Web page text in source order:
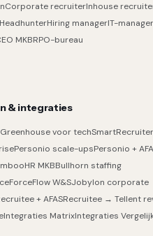
Corporate recruiterInhouse
HeadhunterHiring managerIT-manager
MKBRPO-bureau
& integraties
Greenhouse voor tech
Personio scale-upsPersonio +
MKBBullhorn staffing
ForceFlow W&SJobylon corporate
+ AFASRecruitee → Tellent
Integraties MatrixIntegraties